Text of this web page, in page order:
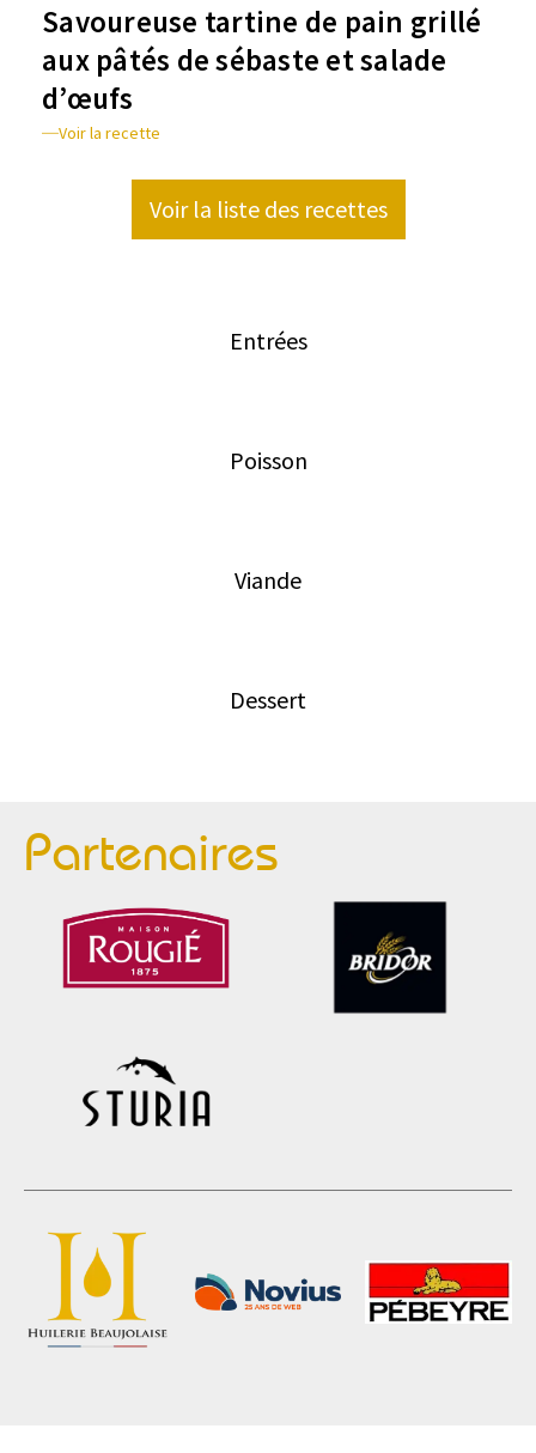
Entrées
Poisson
Viande
Dessert
Savoureuse tartine de pain grillé
aux pâtés de sébaste et salade
d’œufs
Voir la recette
Voir la liste des recettes
Partenaires